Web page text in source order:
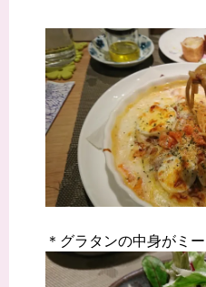
＊グラタンの中身がミ